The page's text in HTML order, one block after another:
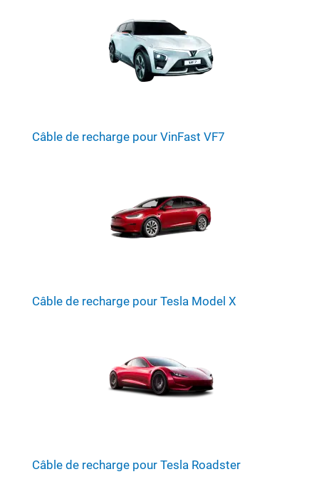
Câble de recharge pour VinFast VF7
Câble de recharge pour Tesla Model X
Câble de recharge pour Tesla Roadster